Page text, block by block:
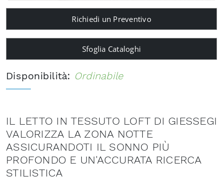
Richiedi un Preventivo
Sfoglia Cataloghi
Disponibilità: Ordinabile
IL LETTO IN TESSUTO LOFT DI GIESSEGI
VALORIZZA LA ZONA NOTTE
ASSICURANDOTI IL SONNO PIÙ
PROFONDO E UN'ACCURATA RICERCA
STILISTICA